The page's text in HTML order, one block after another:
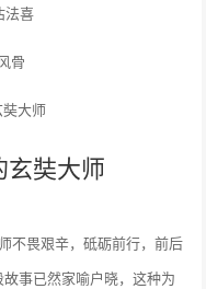
法喜
骨
大师
玄奘大师
不畏艰辛，砥砺前行，前后
事已然家喻户晓，这种为